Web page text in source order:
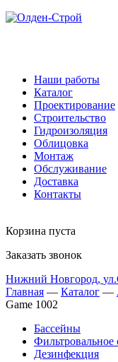
Наши работы
Каталог
Проектирование
Строительство
Гидроизоляция
Облицовка
Монтаж
Обслуживание
Доставка
Контакты
Корзина пуста
Заказать звонок
Нижний Новгород,
Главная — Каталог —
Game 1002
Бассейны
Фильтровальное
Дезинфекция